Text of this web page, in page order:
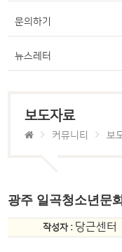
문의하기
뉴스레터
보도자료
커뮤니티 보
작성자 : 당근센터